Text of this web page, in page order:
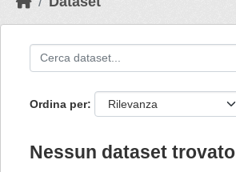
Ordina per
Nessun dataset trovato